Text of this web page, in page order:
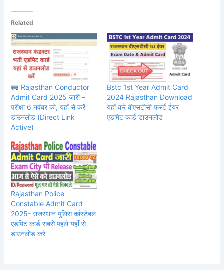
Related
Rajasthan Conductor
Admit Card 2025 जारी –
परीक्षा 6 नवंबर को, यहाँ से करें
डाउनलोड (Direct Link
Active)
Bstc 1st Year Admit Card
2024 Rajasthan Download
यहाँ करे बीएसटीसी फर्स्ट ईयर
एडमिट कार्ड डाउनलोड
Rajasthan Police
Constable Admit Card
2025- राजस्थान पुलिस कांस्टेबल
एडमिट कार्ड सबसे पहले यहाँ से
डाउनलोड करे